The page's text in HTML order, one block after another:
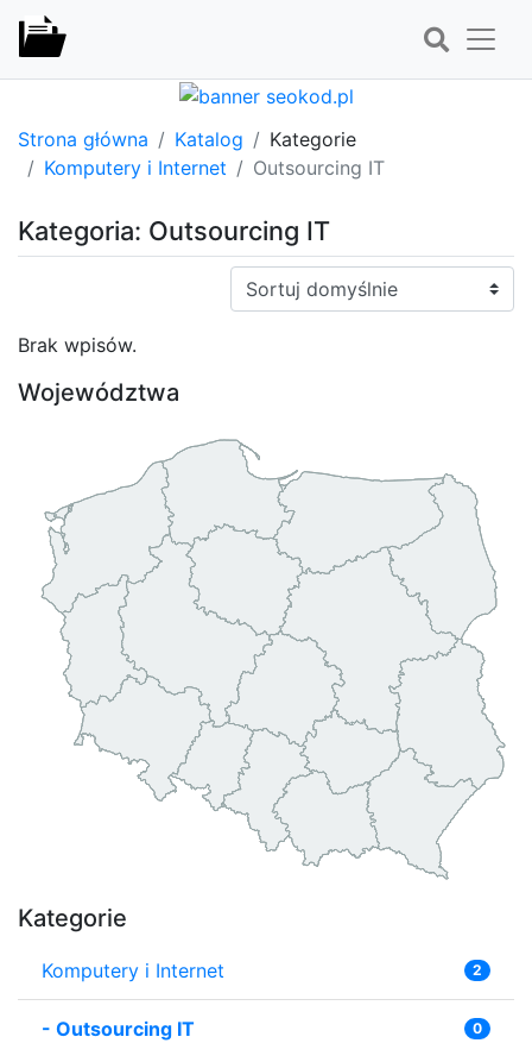
Strona główna Katalog
Kategorie
Komputery i Internet
Outsourcing IT
Kategoria: Outsourcing IT
Sortuj:
Brak wpisów.
Województwa
Kategorie
Komputery i Internet 2
- Outsourcing IT 0